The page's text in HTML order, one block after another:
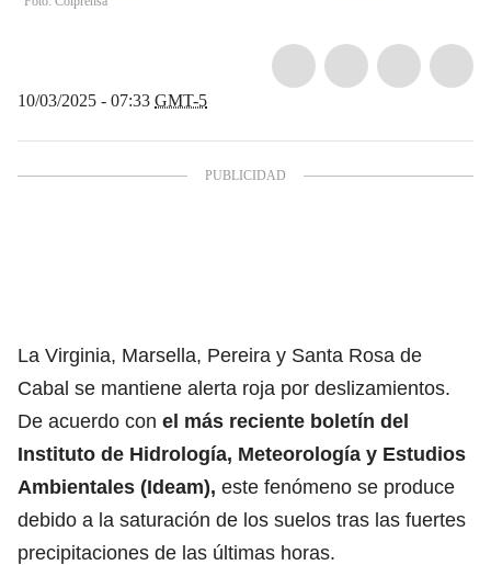
10/03/2025 - 07:33 GMT-5
La Virginia, Marsella, Pereira y Santa Rosa de
Cabal se mantiene alerta roja por deslizamientos.
De acuerdo con el más reciente boletín del
Instituto de Hidrología, Meteorología y Estudios
Ambientales (Ideam), este fenómeno se produce
debido a la saturación de los suelos tras las fuertes
precipitaciones de las últimas horas.